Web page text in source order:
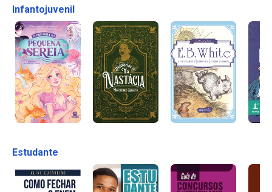
Infantojuvenil
Estudante